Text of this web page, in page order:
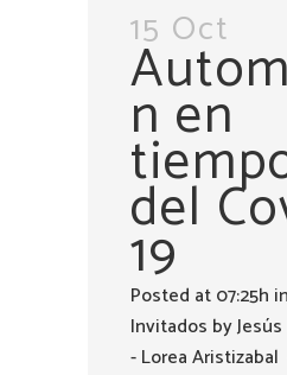
15 Oct
n en
del
19
Posted at 07:25h in
Invitados by
- Lorea Aristizabal